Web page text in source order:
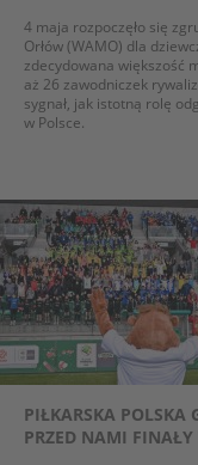
4 maja rozpoczęło się
Orłów (WAMO) dla
zdecydowana większość
aż 26 zawodniczek
sygnał, jak istotną rolę
w Polsce.
PIŁKARSKA POLSKA
PRZED NAMI FINAŁY